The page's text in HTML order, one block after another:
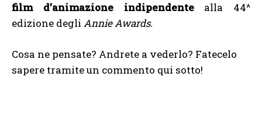
film d’animazione indipendentealla 44^
edizione degli Annie Awards.
Cosa ne pensate? Andrete a vederlo? Fatecelo
sapere tramite un commento qui sotto!